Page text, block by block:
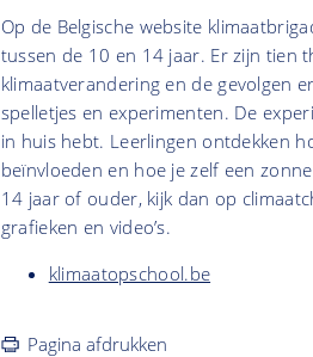
Op de Belgische website
tussen de 10 en 14 jaar. Er zijn tien
klimaatverandering en de gevolgen
spelletjes en experimenten. De
in huis hebt. Leerlingen ontdekken
beïnvloeden en hoe je zelf een
14 jaar of ouder, kijk dan op
grafieken en video’s.
klimaatopschool.be
Pagina afdrukken